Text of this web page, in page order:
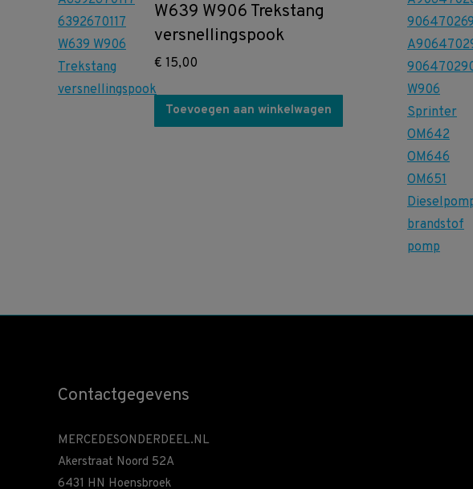
W639 W906 Trekstang
versnellingspook
€ 15,00
Toevoegen aan winkelwagen
Contactgegevens
MERCEDESONDERDEEL.NL
Akerstraat Noord 52A
6431 HN Hoensbroek